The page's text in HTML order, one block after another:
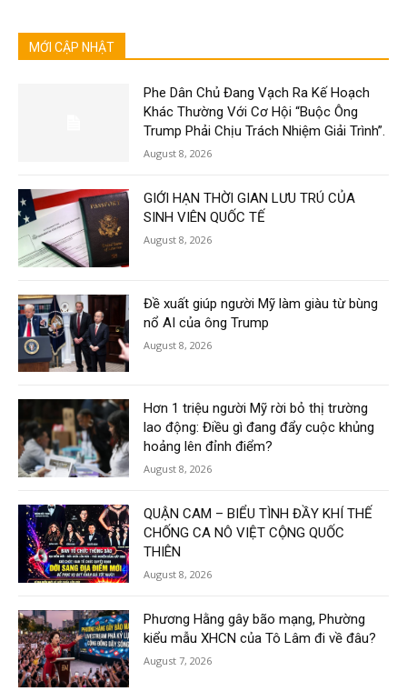
MỚI CẬP NHẬT
Phe Dân Chủ Đang Vạch Ra Kế Hoạch
Khác Thường Với Cơ Hội “Buộc Ông
Trump Phải Chịu Trách Nhiệm Giải Trình”.
August 8, 2026
GIỚI HẠN THỜI GIAN LƯU TRÚ CỦA
SINH VIÊN QUỐC TẾ
August 8, 2026
Đề xuất giúp người Mỹ làm giàu từ bùng
nổ AI của ông Trump
August 8, 2026
Hơn 1 triệu người Mỹ rời bỏ thị trường
lao động: Điều gì đang đẩy cuộc khủng
hoảng lên đỉnh điểm?
August 8, 2026
QUẬN CAM – BIỂU TÌNH ĐẦY KHÍ THẾ
CHỐNG CA NÔ VIỆT CỘNG QUỐC
THIÊN
August 8, 2026
Phương Hằng gây bão mạng, Phường
kiểu mẫu XHCN của Tô Lâm đi về đâu?
August 7, 2026